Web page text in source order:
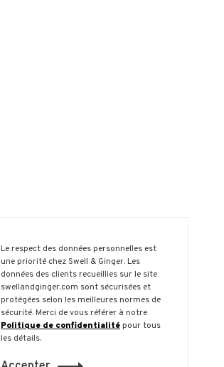
Le respect des données personnelles est
une priorité chez Swell & Ginger. Les
données des clients recueillies sur le site
swellandginger.com sont sécurisées et
protégées selon les meilleures normes de
sécurité. Merci de vous référer à notre
Politique de confidentialitépour tous
les détails.